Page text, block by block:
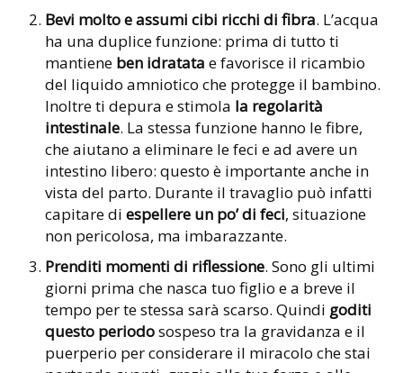
Bevi molto e assumi cibi ricchi di fibra. L’acqua
ha una duplice funzione: prima di tutto ti
mantiene ben idratata e favorisce il ricambio
del liquido amniotico che protegge il bambino.
Inoltre ti depura e stimola la regolarità
intestinale. La stessa funzione hanno le fibre,
che aiutano a eliminare le feci e ad avere un
intestino libero: questo è importante anche in
vista del parto. Durante il travaglio può infatti
capitare di espellere un po’ di feci, situazione
non pericolosa, ma imbarazzante.
Prenditi momenti di riflessione. Sono gli ultimi
giorni prima che nasca tuo figlio e a breve il
tempo per te stessa sarà scarso. Quindi goditi
questo periodosospeso tra la gravidanza e il
puerperio per considerare il miracolo che stai